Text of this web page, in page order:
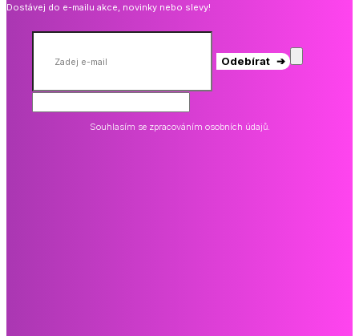
Dostávej do e-mailu akce, novinky nebo slevy!
Odebírat ➔
Souhlasím se zpracováním osobních údajů.